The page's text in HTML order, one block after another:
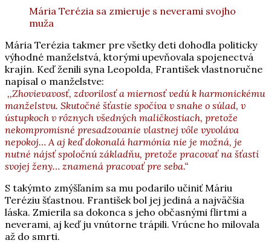
Mária Terézia sa zmieruje s neverami svojho
muža
Mária Terézia takmer pre všetky deti dohodla politicky
výhodné manželstvá, ktorými upevňovala spojenectvá
krajín. Keď ženili syna Leopolda, František vlastnoručne
napísal o manželstve:
,,Zhovievavosť, zdvorilosť a miernosť vedú k harmonickému
manželstvu. Skutočné šťastie spočíva v snahe o súlad, v
ústupkoch v rôznych všedných maličkostiach, pretože
nekompromisné presadzovanie vlastnej vôle vyvoláva
nepokoj… A aj keď dokonalá harmónia nie je možná, je
nutné nájsť spoločnú základňu, pretože pracovať na šťastí
svojej ženy… znamená pracovať pre seba.“
S takýmto zmýšľaním sa mu podarilo učiniť Máriu
Teréziu šťastnou. František bol jej jediná a najväčšia
láska. Zmierila sa dokonca s jeho občasnými flirtmi a
neverami, aj keď ju vnútorne trápili. Vrúcne ho milovala
až do smrti.